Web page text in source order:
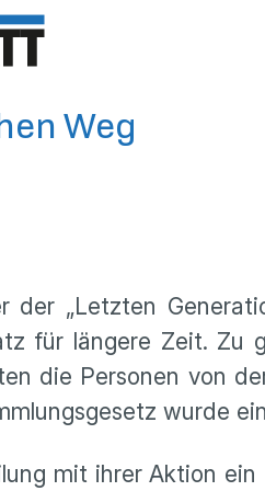
Weg
der „Letzten
für längere Zeit. Zu
die Personen von
wurde
mit ihrer Aktion